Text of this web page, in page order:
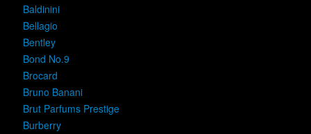
Baldinini
Bellagio
Bentley
Bond No.9
Brocard
Bruno Banani
Brut Parfums Prestige
Burberry